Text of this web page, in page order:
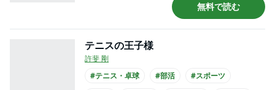
無料で読む
テニスの王子様
許斐 剛
#テニス・卓球
#部活
#スポーツ